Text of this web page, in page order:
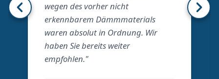
wegen des vorher nicht
erkennbarem Dämmmaterials
waren absolut in Ordnung. Wir
haben Sie bereits weiter
empfohlen."